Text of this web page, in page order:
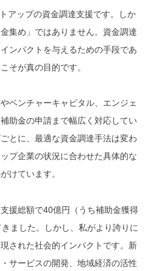
アップの資金調達支援です。しか
集め」ではありません。資金調達
ンパクトを与えるための手段であ
そが真の目的です。
ベンチャーキャピタル、エンジェ
助金の申請まで幅広く対応してい
とに、最適な資金調達手法は変わ
プ企業の状況に合わせた具体的な
けています。
援総額で40億円（うち補助金獲得
ました。しかし、私がより誇りに
された社会的インパクトです。新
サービスの開発、地域経済の活性